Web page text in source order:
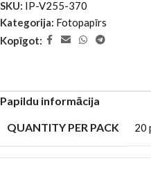
SKU: IP-V255-370
Kategorija: Fotopapīrs
Kopīgot:
Papildu informācija
QUANTITY PER PACK
20